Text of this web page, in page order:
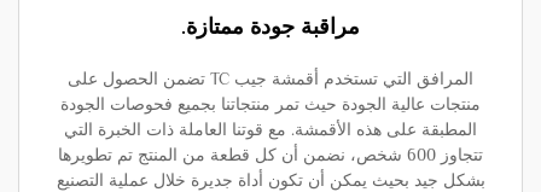
مراقبة جودة ممتازة.
المرافق التي تستخدم أقمشة جيب TC تضمن الحصول على
منتجات عالية الجودة حيث تمر منتجاتنا بجميع فحوصات الجودة
المطبقة على هذه الأقمشة. مع قوتنا العاملة ذات الخبرة التي
تتجاوز 600 شخص، نضمن أن كل قطعة من المنتج تم تطويرها
بشكل جيد بحيث يمكن أن تكون أداة جديرة خلال عملية التصنيع